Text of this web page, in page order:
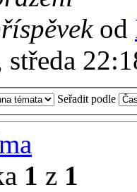
od
Seřadit podle
1 z 1